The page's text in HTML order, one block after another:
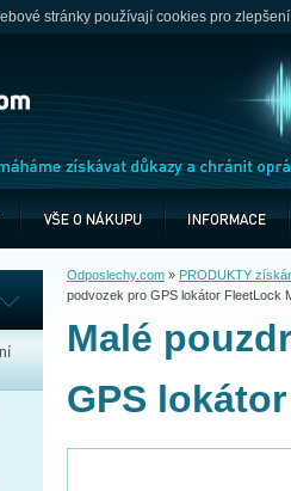
stránky používají cookies pro
Odposlechy.com » PRODUKTY
podvozek pro GPS lokátor FleetLock
Malé
GPS